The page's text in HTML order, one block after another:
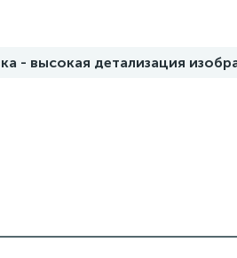
- высокая детализация